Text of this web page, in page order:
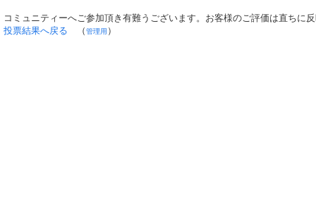
コミュニティーへご参加頂き有難うございます。お客様のご評価は直ちに
投票結果へ戻る （管理用 ）